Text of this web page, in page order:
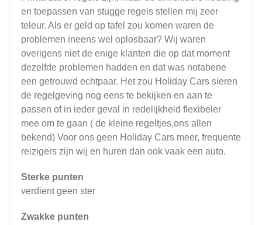
en toepassen van stugge regels stellen mij zeer
teleur. Als er geld op tafel zou komen waren de
problemen ineens wel oplosbaar? Wij waren
overigens niet de enige klanten die op dat moment
dezelfde problemen hadden en dat was notabene
een getrouwd echtpaar. Het zou Holiday Cars sieren
de regelgeving nog eens te bekijken en aan te
passen of in ieder geval in redelijkheid flexibeler
mee om te gaan ( de kleine regeltjes,ons allen
bekend) Voor ons geen Holiday Cars meer, frequente
reizigers zijn wij en huren dan ook vaak een auto.
Sterke punten
verdient geen ster
Zwakke punten